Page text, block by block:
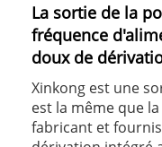
La sortie de la
fréquence
doux de
Xinkong est une
est la même que
fabricant et